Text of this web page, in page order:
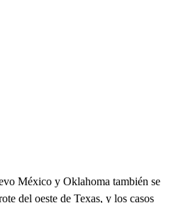
México y Oklahoma también se
del oeste de Texas, y los casos